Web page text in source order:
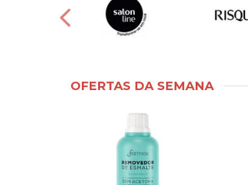
OFERTAS DA SEMANA